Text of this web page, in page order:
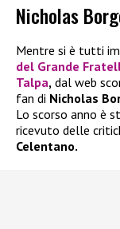
Nicholas
Mentre si è tutti
del Grande
Talpa, dal web
fan di Nicholas
Lo scorso anno è
ricevuto delle
Celentano.